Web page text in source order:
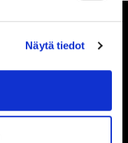
Näytä tiedot